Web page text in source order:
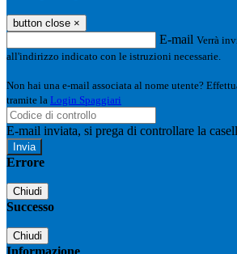
button close ×
E-mail Verrà
all'indirizzo indicato con le istruzioni necessarie.
Non hai una e-mail associata al nome utente?
tramite la Login Spaggiari
E-mail inviata, si prega di controllare la
Errore
Chiudi
Successo
Chiudi